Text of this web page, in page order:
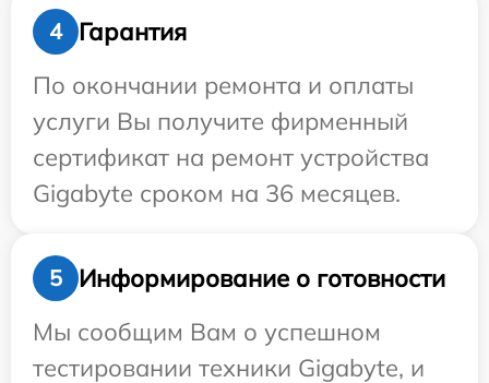
4
Гарантия
По окончании ремонта и оплаты
услуги Вы получите фирменный
сертификат на ремонт устройства
Gigabyte сроком на 36 месяцев.
5
Информирование о готовности
Мы сообщим Вам о успешном
тестировании техники Gigabyte, и